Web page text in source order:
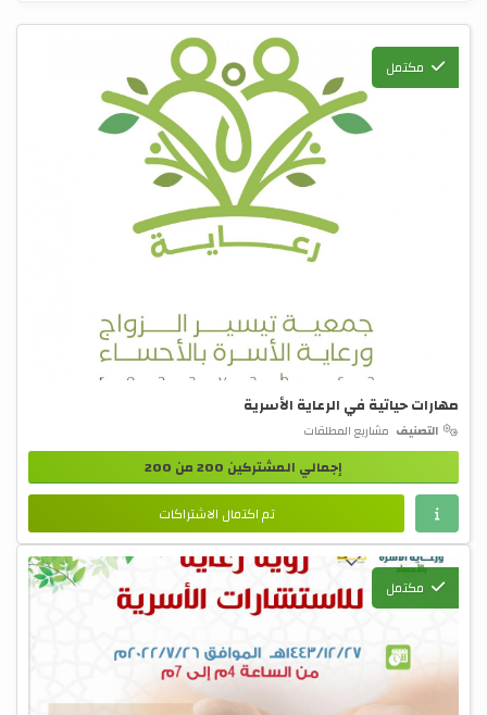
مكتمل
مهارات حياتية في الرعاية الأسرية
التصنيف مشاريع المطلقات
إجمالي المشتركين 200 من 200
تم اكتمال الاشتراكات
مكتمل